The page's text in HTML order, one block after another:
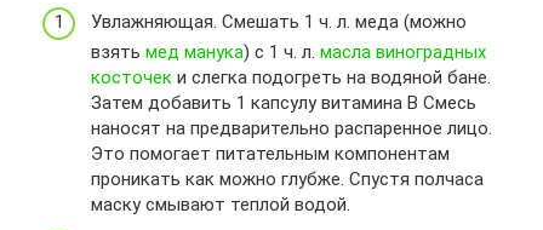
Увлажняющая. Смешать 1 ч. л. меда (можно
взять мед манука) с 1 ч. л. масла виноградных
косточек и слегка подогреть на водяной бане.
Затем добавить 1 капсулу витамина B Смесь
наносят на предварительно распаренное лицо.
Это помогает питательным компонентам
проникать как можно глубже. Спустя полчаса
маску смывают теплой водой.